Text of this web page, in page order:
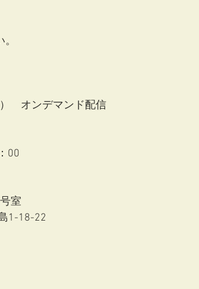
　オンデマンド配信
00
室
1-18-22